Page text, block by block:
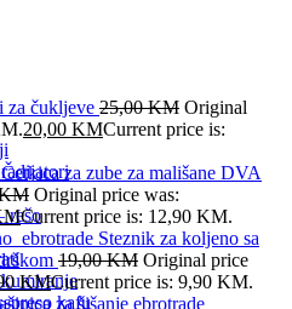
rešo
kafu
za čukljeve 25,00KM Original
20,00 KMCurrent price is:
Četkica za zube za mališane DVA
Original price was:
Current price is: 12,90 KM.
Steznik za koljeno sa
19,00KM Original price
KMCurrent price is: 9,90 KM.